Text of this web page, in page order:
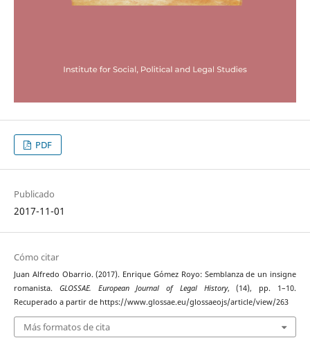
PDF
Publicado
2017-11-01
Cómo citar
Juan Alfredo Obarrio. (2017). Enrique Gómez Royo: Semblanza de un insigne
romanista. GLOSSAE. European Journal of Legal History, (14), pp. 1–10.
Recuperado a partir de https://www.glossae.eu/glossaeojs/article/view/263
Más formatos de cita